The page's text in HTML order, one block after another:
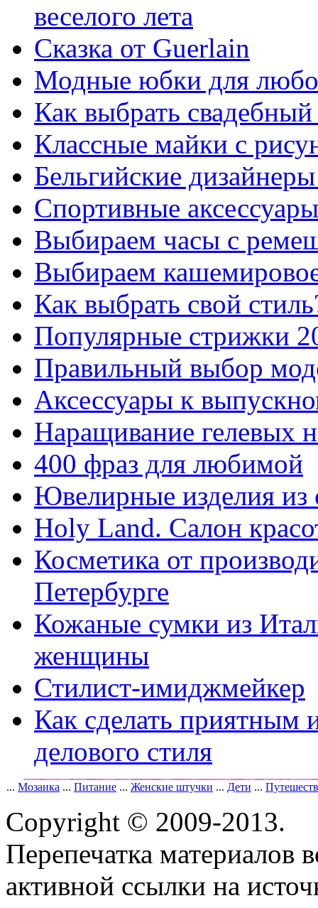
веселого лета
Сказка от Guerlain
Модные юбки для
Как выбрать
Классные майки с
Бельгийские
Спортивные
Выбираем часы с
Выбираем
Как выбрать свой
Популярные стрижки
Правильный выбор
Аксессуары к
Наращивание гелевых
400 фраз для любимой
Ювелирные изделия из
Holy Land. Салон
Косметика от
Петербурге
Кожаные сумки из
женщины
Стилист-имиджмейкер
Как сделать приятным
делового стиля
... Мозаика ... Питание ... Женские штучки ... Дети ...
Copyright © 2009-2013.
Перепечатка материалов
активной ссылки на